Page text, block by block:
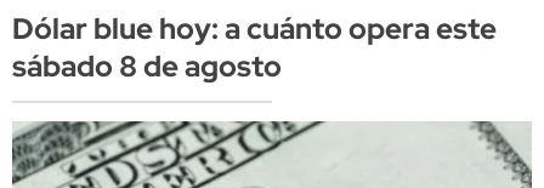
Dólar blue hoy: a cuánto opera este
sábado 8 de agosto